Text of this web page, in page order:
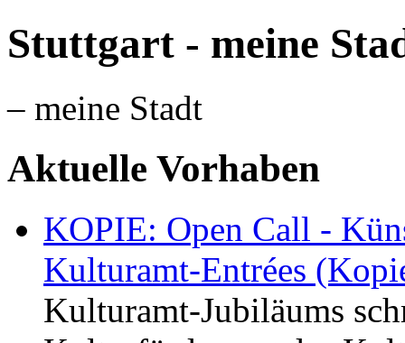
Stuttgart - meine
– meine Stadt
Aktuelle Vorhaben
KOPIE: Open Call -
Kulturamt-Entrées
Kulturamt-Jubiläums